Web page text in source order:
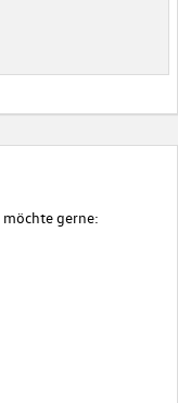
möchte gerne: